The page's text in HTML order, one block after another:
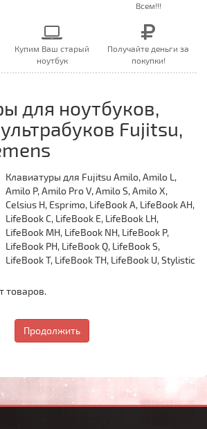
Всем!!!
Купим Ваш старый
ноутбук
Получайте деньги за
покупки!
для ноутбуков,
Fujitsu,
Клавиатуры для Fujitsu Amilo, Amilo L,
Amilo P, Amilo Pro V, Amilo S, Amilo X,
Celsius H, Esprimo, LifeBook A, LifeBook AH,
LifeBook C, LifeBook E, LifeBook LH,
LifeBook MH, LifeBook NH, LifeBook P,
LifeBook PH, LifeBook Q, LifeBook S,
LifeBook T, LifeBook TH, LifeBook U, Stylistic
товаров.
Продолжить